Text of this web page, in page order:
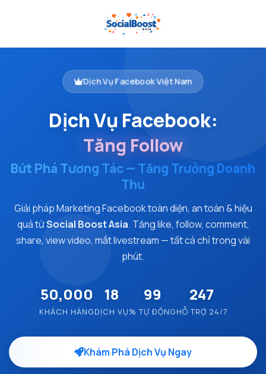
Dịch Vụ Facebook
Dịch Vụ Facebook Việt Nam
Dịch Vụ Facebook:
Tăng Follow
Bứt Phá Tương Tác — Tăng Trưởng Doanh
Thu
Giải pháp Marketing Facebook toàn diện, an toàn & hiệu
quả từSocial Boost Asia. Tăng like, follow, comment,
share, view video, mắt livestream — tất cả chỉ trong vài
phút.
50,000
KHÁCH HÀNG
18
DỊCH VỤ
99
% TỰ ĐỘNG
247
HỖ TRỢ 24/7
Khám Phá Dịch Vụ Ngay